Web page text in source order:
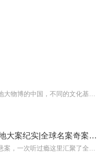
老严讲大案|世界各地大案纪实|全球名案奇案悬案